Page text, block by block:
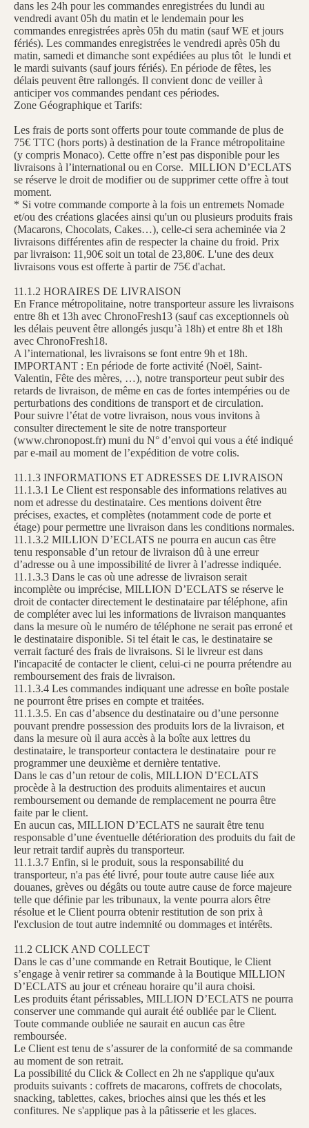
dans les 24h pour les commandes enregistrées du lundi au
vendredi avant 05h du matin et le lendemain pour les
commandes enregistrées après 05h du matin (sauf WE et jours
fériés). Les commandes enregistrées le vendredi après 05h du
matin, samedi et dimanche sont expédiées au plus tôt le lundi et
le mardi suivants (sauf jours fériés). En période de fêtes, les
délais peuvent être rallongés. Il convient donc de veiller à
anticiper vos commandes pendant ces périodes.
Zone Géographique et Tarifs:
Les frais de ports sont offerts pour toute commande de plus de
75€ TTC (hors ports) à destination de la France métropolitaine
(y compris Monaco). Cette offre n’est pas disponible pour les
livraisons à l’international ou en Corse. MILLION D’ECLATS
se réserve le droit de modifier ou de supprimer cette offre à tout
moment.
* Si votre commande comporte à la fois un entremets Nomade
et/ou des créations glacées ainsi qu'un ou plusieurs produits frais
(Macarons, Chocolats, Cakes…), celle-ci sera acheminée via 2
livraisons différentes afin de respecter la chaine du froid. Prix
par livraison: 11,90€ soit un total de 23,80€. L'une des deux
livraisons vous est offerte à partir de 75€ d'achat.
11.1.2 HORAIRES DE LIVRAISON
En France métropolitaine, notre transporteur assure les livraisons
entre 8h et 13h avec ChronoFresh13 (sauf cas exceptionnels où
les délais peuvent être allongés jusqu’à 18h) et entre 8h et 18h
avec ChronoFresh18.
A l’international, les livraisons se font entre 9h et 18h.
IMPORTANT : En période de forte activité (Noël, Saint-
Valentin, Fête des mères, …), notre transporteur peut subir des
retards de livraison, de même en cas de fortes intempéries ou de
perturbations des conditions de transport et de circulation.
Pour suivre l’état de votre livraison, nous vous invitons à
consulter directement le site de notre transporteur
(www.chronopost.fr) muni du N° d’envoi qui vous a été indiqué
par e-mail au moment de l’expédition de votre colis.
11.1.3 INFORMATIONS ET ADRESSES DE LIVRAISON
11.1.3.1 Le Client est responsable des informations relatives au
nom et adresse du destinataire. Ces mentions doivent être
précises, exactes, et complètes (notamment code de porte et
étage) pour permettre une livraison dans les conditions normales.
11.1.3.2 MILLION D’ECLATS ne pourra en aucun cas être
tenu responsable d’un retour de livraison dû à une erreur
d’adresse ou à une impossibilité de livrer à l’adresse indiquée.
11.1.3.3 Dans le cas où une adresse de livraison serait
incomplète ou imprécise, MILLION D’ECLATS se réserve le
droit de contacter directement le destinataire par téléphone, afin
de compléter avec lui les informations de livraison manquantes
dans la mesure où le numéro de téléphone ne serait pas erroné et
le destinataire disponible. Si tel était le cas, le destinataire se
verrait facturé des frais de livraisons. Si le livreur est dans
l'incapacité de contacter le client, celui-ci ne pourra prétendre au
remboursement des frais de livraison.
11.1.3.4 Les commandes indiquant une adresse en boîte postale
ne pourront être prises en compte et traitées.
11.1.3.5. En cas d’absence du destinataire ou d’une personne
pouvant prendre possession des produits lors de la livraison, et
dans la mesure où il aura accès à la boîte aux lettres du
destinataire, le transporteur contactera le destinataire pour re
programmer une deuxième et dernière tentative.
Dans le cas d’un retour de colis, MILLION D’ECLATS
procède à la destruction des produits alimentaires et aucun
remboursement ou demande de remplacement ne pourra être
faite par le client.
En aucun cas, MILLION D’ECLATS ne saurait être tenu
responsable d’une éventuelle détérioration des produits du fait de
leur retrait tardif auprès du transporteur.
11.1.3.7 Enfin, si le produit, sous la responsabilité du
transporteur, n'a pas été livré, pour toute autre cause liée aux
douanes, grèves ou dégâts ou toute autre cause de force majeure
telle que définie par les tribunaux, la vente pourra alors être
résolue et le Client pourra obtenir restitution de son prix à
l'exclusion de tout autre indemnité ou dommages et intérêts.
11.2 CLICK AND COLLECT
Dans le cas d’une commande en Retrait Boutique, le Client
s’engage à venir retirer sa commande à la Boutique MILLION
D’ECLATS au jour et créneau horaire qu’il aura choisi.
Les produits étant périssables, MILLION D’ECLATS ne pourra
conserver une commande qui aurait été oubliée par le Client.
Toute commande oubliée ne saurait en aucun cas être
remboursée.
Le Client est tenu de s’assurer de la conformité de sa commande
au moment de son retrait.
La possibilité du Click & Collect en 2h ne s'applique qu'aux
produits suivants : coffrets de macarons, coffrets de chocolats,
snacking, tablettes, cakes, brioches ainsi que les thés et les
confitures. Ne s'applique pas à la pâtisserie et les glaces.